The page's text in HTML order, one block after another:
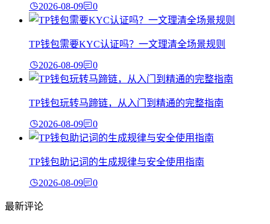
2026-08-09 0
TP钱包需要KYC认证吗？一文理清全场景规则
2026-08-09 0
TP钱包玩转马蹄链，从入门到精通的完整指南
2026-08-09 0
TP钱包助记词的生成规律与安全使用指南
2026-08-09 0
最新评论